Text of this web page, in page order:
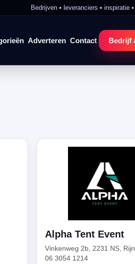
Bedrijven • leveranciers • inspiratie
Adverteren Contact Bedrijf
Alpha Tent Event
Vinkenweg 2b, 2231 NS,
06 3054 1214